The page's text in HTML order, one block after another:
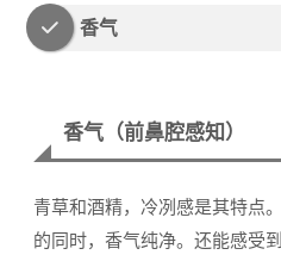
香气
香气（前鼻腔感知）
青草和酒精，冷冽感是其特点
的同时，香气纯净。还能感受